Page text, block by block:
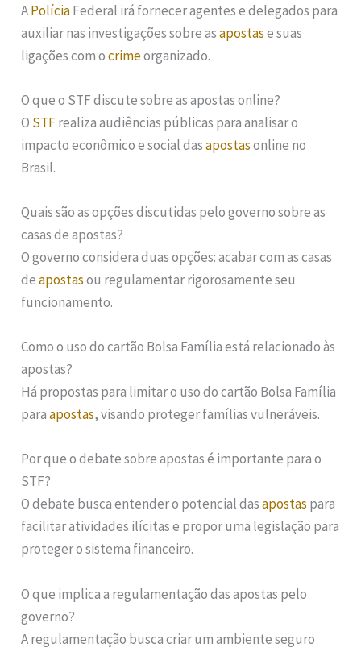
APolíciaFederal irá fornecer agentes e delegados para
auxiliar nas investigações sobre asapostase suas
ligações com ocrimeorganizado.
O que o STF discute sobre as apostas online?
O STFrealiza audiências públicas para analisar o
impacto econômico e social dasapostasonline no
Brasil.
Quais são as opções discutidas pelo governo sobre as
casas de apostas?
O governo considera duas opções: acabar com as casas
deapostasou regulamentar rigorosamente seu
funcionamento.
Como o uso do cartão Bolsa Família está relacionado às
apostas?
Há propostas para limitar o uso do cartão Bolsa Família
paraapostas, visando proteger famílias vulneráveis.
Por que o debate sobre apostas é importante para o
STF?
O debate busca entender o potencial dasapostas para
facilitar atividades ilícitas e propor uma legislação para
proteger o sistema financeiro.
O que implica a regulamentação das apostas pelo
governo?
A regulamentação busca criar um ambiente seguro